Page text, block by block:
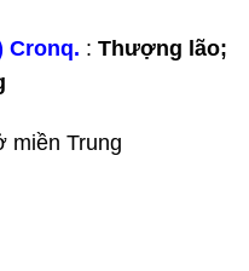
Cronq. : Thượng lão;
miền Trung